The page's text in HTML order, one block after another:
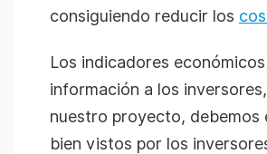
consiguiendo reducir los
Los indicadores
información a los
nuestro proyecto, debemos
bien vistos por los